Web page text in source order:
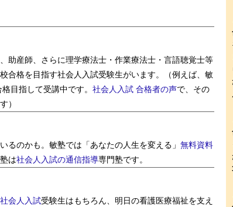
助産師、さらに理学療法士・作業療法士・言語聴覚士等
合格を目指す社会人入試受験生がいます。（例えば、敏
目指して受講中です。 社会人入試 合格者の声で、その
）
るのかも。敏塾では「あなたの人生を変える」 無料資料
は社会人入試の通信指導専門塾です。
社会人入試受験生はもちろん、明日の看護医療福祉を支え